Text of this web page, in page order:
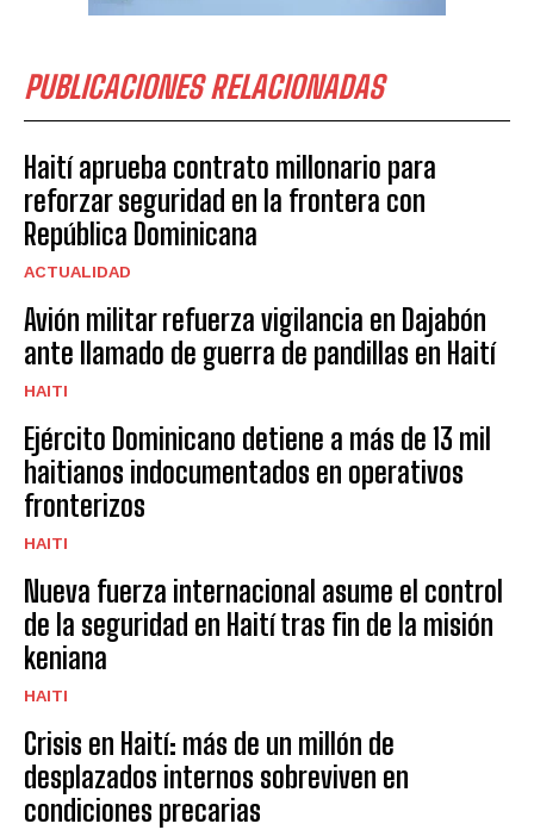
PUBLICACIONES RELACIONADAS
Haití aprueba contrato millonario para
reforzar seguridad en la frontera con
República Dominicana
ACTUALIDAD
Avión militar refuerza vigilancia en Dajabón
ante llamado de guerra de pandillas en Haití
HAITI
Ejército Dominicano detiene a más de 13 mil
haitianos indocumentados en operativos
fronterizos
HAITI
Nueva fuerza internacional asume el control
de la seguridad en Haití tras fin de la misión
keniana
HAITI
Crisis en Haití: más de un millón de
desplazados internos sobreviven en
condiciones precarias